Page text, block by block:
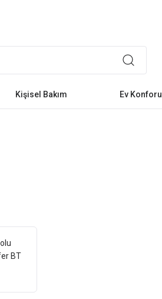
Kişisel Bakım Ev Konforu
BT